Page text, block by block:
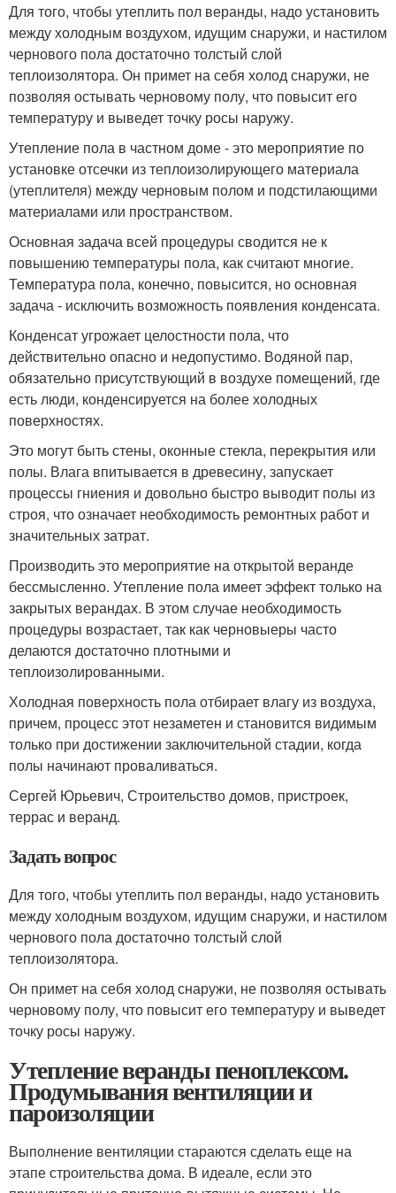
Для того, чтобы утеплить пол веранды, надо установить
между холодным воздухом, идущим снаружи, и настилом
чернового пола достаточно толстый слой
теплоизолятора. Он примет на себя холод снаружи, не
позволяя остывать черновому полу, что повысит его
температуру и выведет точку росы наружу.
Утепление пола в частном доме - это мероприятие по
установке отсечки из теплоизолирующего материала
(утеплителя) между черновым полом и подстилающими
материалами или пространством.
Основная задача всей процедуры сводится не к
повышению температуры пола, как считают многие.
Температура пола, конечно, повысится, но основная
задача - исключить возможность появления конденсата.
Конденсат угрожает целостности пола, что
действительно опасно и недопустимо. Водяной пар,
обязательно присутствующий в воздухе помещений, где
есть люди, конденсируется на более холодных
поверхностях.
Это могут быть стены, оконные стекла, перекрытия или
полы. Влага впитывается в древесину, запускает
процессы гниения и довольно быстро выводит полы из
строя, что означает необходимость ремонтных работ и
значительных затрат.
Производить это мероприятие на открытой веранде
бессмысленно. Утепление пола имеет эффект только на
закрытых верандах. В этом случае необходимость
процедуры возрастает, так как черновыеры часто
делаются достаточно плотными и
теплоизолированными.
Холодная поверхность пола отбирает влагу из воздуха,
причем, процесс этот незаметен и становится видимым
только при достижении заключительной стадии, когда
полы начинают проваливаться.
Сергей Юрьевич, Строительство домов, пристроек,
террас и веранд.
Задать вопрос
Для того, чтобы утеплить пол веранды, надо установить
между холодным воздухом, идущим снаружи, и настилом
чернового пола достаточно толстый слой
теплоизолятора.
Он примет на себя холод снаружи, не позволяя остывать
черновому полу, что повысит его температуру и выведет
точку росы наружу.
Утепление веранды пеноплексом.
Продумывания вентиляции и
пароизоляции
Выполнение вентиляции стараются сделать еще на
этапе строительства дома. В идеале, если это